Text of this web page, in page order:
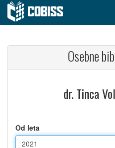
Osebne
dr. Tinca
Od leta